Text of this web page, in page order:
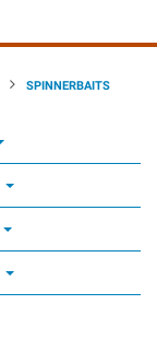
SPINNERBAITS